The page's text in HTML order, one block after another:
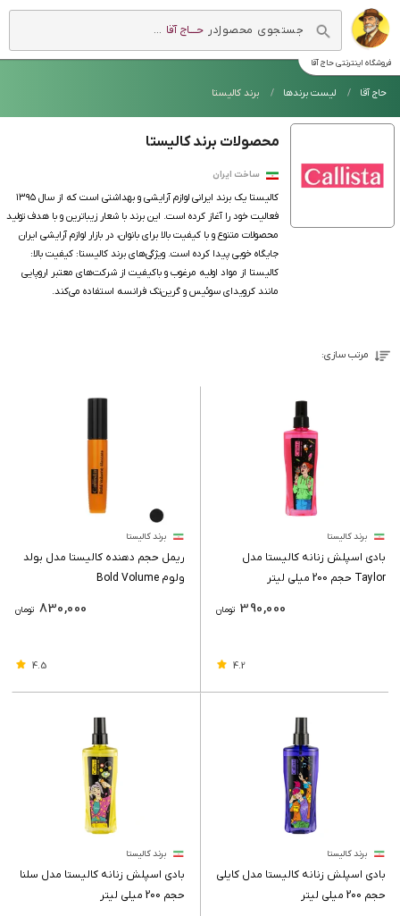
فروشگاه اینترنتیحاج آقا
در حــــاج آقا ...
حاج آقا لیست برندها برند کالیستا
محصولات برند کالیستا
ساخت ایران
کالیستا یک برند ایرانی لوازم آرایشی و بهداشتی است که از سال ۱۳۹۵
فعالیت خود را آغاز کرده است. این برند با شعار زیباترین و با هدف تولید
محصولات متنوع و با کیفیت بالا برای بانوان، در بازار لوازم آرایشی ایران
جایگاه خوبی پیدا کرده است. ویژگی‌های برند کالیستا: کیفیت بالا:
کالیستا از مواد اولیه مرغوب و باکیفیت از شرکت‌های معتبر اروپایی
مانند کرویدای سوئیس و گرین‌تک فرانسه استفاده می‌کند.
مرتب سازی:
برند کالیستا
بادی اسپلش زنانه کالیستا مدل
Taylor حجم 200 میلی لیتر
تومان 390,000
4.2
برند کالیستا
ریمل حجم دهنده کالیستا مدل بولد
ولوم Bold Volume
تومان 830,000
4.5
برند کالیستا
بادی اسپلش زنانه کالیستا مدل کایلی
حجم 200 میلی لیتر
برند کالیستا
بادی اسپلش زنانه کالیستا مدل سلنا
حجم 200 میلی لیتر